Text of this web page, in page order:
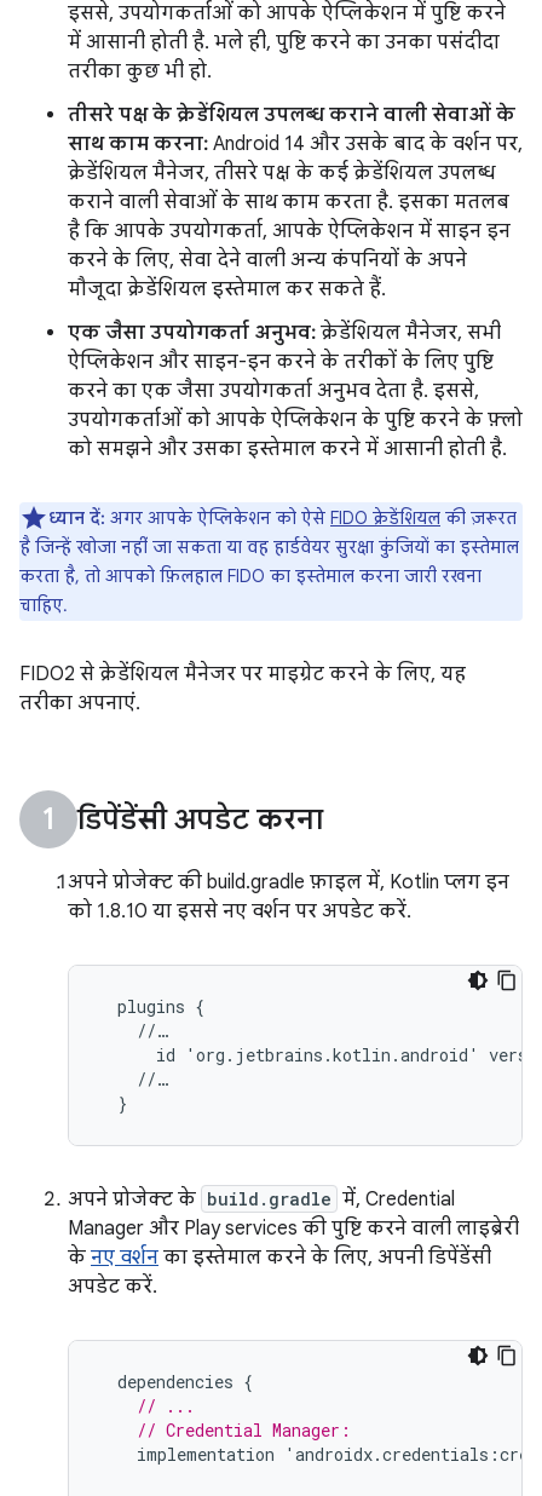
इससे, उपयोगकर्ताओं को आपके ऐप्लिकेशन में पुष्टि करने
में आसानी होती है. भले ही, पुष्टि करने का उनका पसंदीदा
तरीका कुछ भी हो.
तीसरे पक्ष के क्रेडेंशियल उपलब्ध कराने वाली सेवाओं के
साथ काम करना: Android 14 और उसके बाद के वर्शन पर,
क्रेडेंशियल मैनेजर, तीसरे पक्ष के कई क्रेडेंशियल उपलब्ध
कराने वाली सेवाओं के साथ काम करता है. इसका मतलब
है कि आपके उपयोगकर्ता, आपके ऐप्लिकेशन में साइन इन
करने के लिए, सेवा देने वाली अन्य कंपनियों के अपने
मौजूदा क्रेडेंशियल इस्तेमाल कर सकते हैं.
एक जैसा उपयोगकर्ता अनुभव: क्रेडेंशियल मैनेजर, सभी
ऐप्लिकेशन और साइन-इन करने के तरीकों के लिए पुष्टि
करने का एक जैसा उपयोगकर्ता अनुभव देता है. इससे,
उपयोगकर्ताओं को आपके ऐप्लिकेशन के पुष्टि करने के फ़्लो
को समझने और उसका इस्तेमाल करने में आसानी होती है.
ध्यान दें: अगर आपके ऐप्लिकेशन को ऐसे FIDO क्रेडेंशियल की ज़रूरत
है जिन्हें खोजा नहीं जा सकता या वह हार्डवेयर सुरक्षा कुंजियों का इस्तेमाल
करता है, तो आपको फ़िलहाल FIDO का इस्तेमाल करना जारी रखना
चाहिए.
FIDO2 से क्रेडेंशियल मैनेजर पर माइग्रेट करने के लिए, यह
तरीका अपनाएं.
डिपेंडेंसी अपडेट करना
अपने प्रोजेक्ट की build.gradle फ़ाइल में, Kotlin प्लग इन
को 1.8.10 या इससे नए वर्शन पर अपडेट करें.
  plugins {
    //…
id 'org.jetbrains.kotlin.android'
    //…
अपने प्रोजेक्ट के build.gradle में, Credential
Manager और Play services की पुष्टि करने वाली लाइब्रेरी
के नए वर्शन का इस्तेमाल करने के लिए, अपनी डिपेंडेंसी
अपडेट करें.
dependencies {
// ...
// Credential Manager:
implementation
' androidx.credentials :